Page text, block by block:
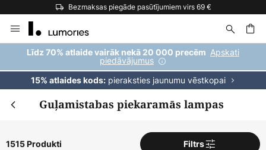
Bezmaksas piegāde pasūtījumiem virs 69 €
to
Content
Līdz 70% atlaide vairāk nekā 20 000 precēm Apskati
piedāvājumus
15% atlaides kods:pieraksties jaunumu vēstkopai
Guļamistabas piekaramās lampas
1515 Produkti Filtrs